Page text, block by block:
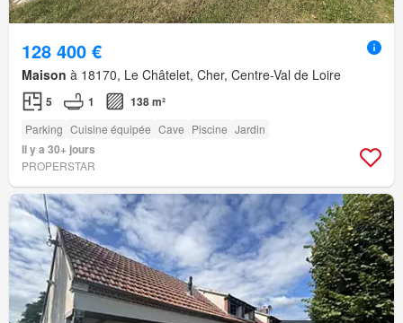
128 400 €
Maison à 18170, Le Châtelet, Cher, Centre-Val de Loire
5 1 138 m²
Parking Cuisine équipée Cave Piscine Jardin
Il y a 30+ jours
PROPERSTAR